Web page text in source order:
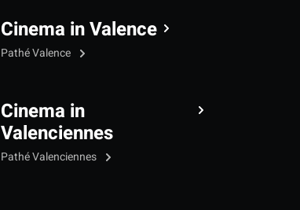
Cinema in Valence
Pathé Valence
Cinema in
Valenciennes
Pathé Valenciennes